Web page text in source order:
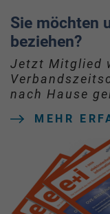
Sie möchten
beziehen?
Jetzt Mitglied
nach Hause
MEHR